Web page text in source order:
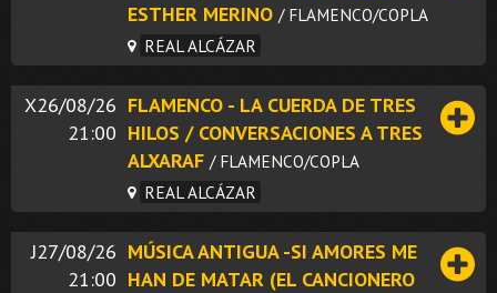
ESTHER MERINO / FLAMENCO/COPLA
REAL ALCÁZAR
X26/08/26
21:00
FLAMENCO - LA CUERDA DE TRES
HILOS / CONVERSACIONES A TRES
ALXARAF / FLAMENCO/COPLA
REAL ALCÁZAR
J27/08/26
21:00
MÚSICA ANTIGUA -SI AMORES ME
HAN DE MATAR (EL CANCIONERO